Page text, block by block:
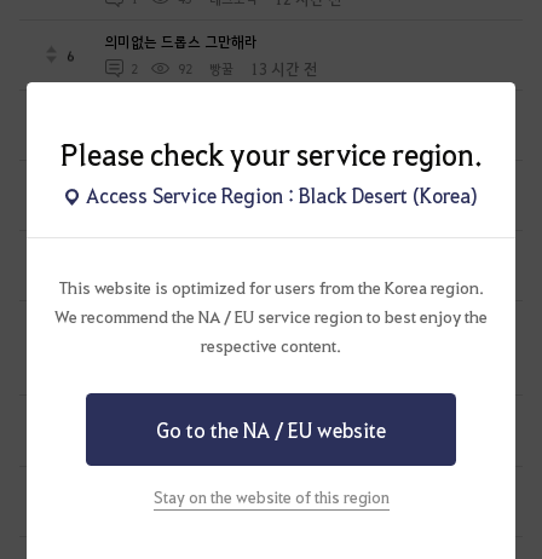
Please check your service region.
Access Service Region : Black Desert (Korea)
This website is optimized for users from the Korea region.
We recommend the NA / EU service region to best enjoy the
respective content.
Go to the NA / EU website
Stay on the website of this region
6
의미없는 드롭스 그만해라
2 92 빵꿀 13 시간 전
콜싸인메탈-KR 18 시간 전
3
길드 기술 잠금 기능은 빠르게 추가해주셨으면 합니다
0 43 BenDoll 19 시간 전
0 네모세모고먐미 1 일 전
아니 영자님아 지금 마르니 회중시계 가심바른거 추출이
1 일 전
길드 기술 잠금 기능 건의
71 밝은햇님 1 일 전